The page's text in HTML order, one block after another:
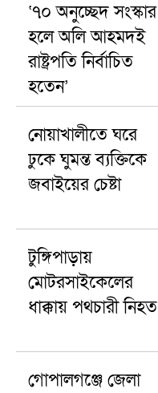
‘৭০ অনুচ্ছেদ সংস্কার
হলে অলি আহমদই
রাষ্ট্রপতি নির্বাচিত
হতেন’
নোয়াখালীতে ঘরে
ঢুকে ঘুমন্ত ব্যক্তিকে
জবাইয়ের চেষ্টা
টুঙ্গিপাড়ায়
মোটরসাইকেলের
ধাক্কায় পথচারী নিহত
গোপালগঞ্জে জেলা